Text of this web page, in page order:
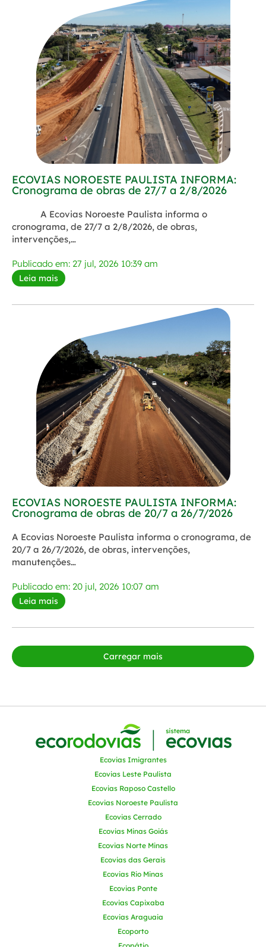
ECOVIAS NOROESTE PAULISTA INFORMA:
Cronograma de obras de 27/7 a 2/8/2026
A Ecovias Noroeste Paulista informa o
cronograma, de 27/7 a 2/8/2026, de obras,
intervenções,…
Publicado em: 27 jul, 2026 10:39 am
Leia mais
ECOVIAS NOROESTE PAULISTA INFORMA:
Cronograma de obras de 20/7 a 26/7/2026
A Ecovias Noroeste Paulista informa o cronograma, de
20/7 a 26/7/2026, de obras, intervenções,
manutenções…
Publicado em: 20 jul, 2026 10:07 am
Leia mais
Carregar mais
Ecovias Imigrantes
Ecovias Leste Paulista
Ecovias Raposo Castello
Ecovias Noroeste Paulista
Ecovias Cerrado
Ecovias Minas Goiás
Ecovias Norte Minas
Ecovias das Gerais
Ecovias Rio Minas
Ecovias Ponte
Ecovias Capixaba
Ecovias Araguaia
Ecoporto